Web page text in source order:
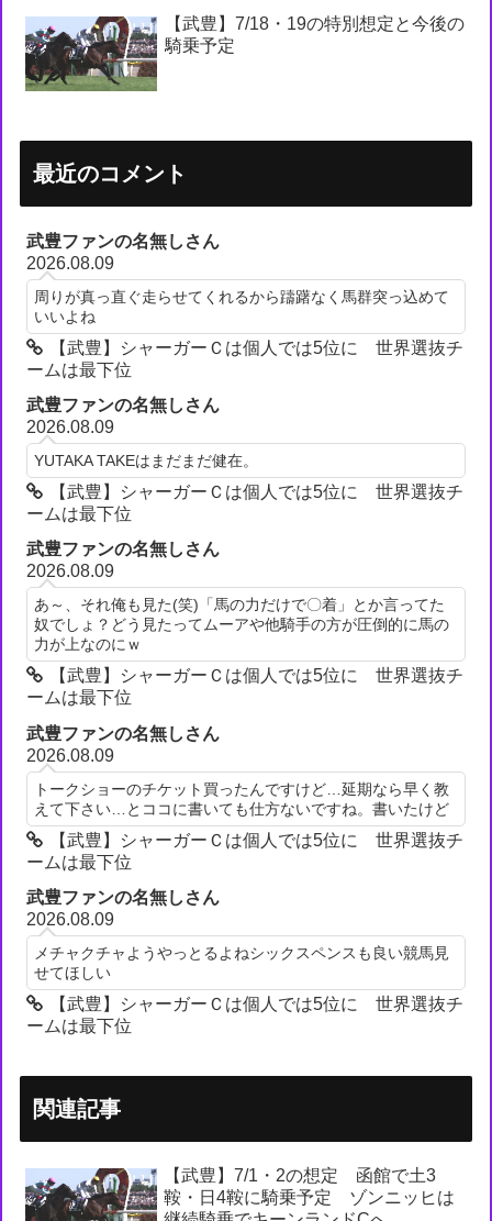
【武豊】7/18・19の特別想定と今後の
騎乗予定
最近のコメント
武豊ファンの名無しさん
2026.08.09
周りが真っ直ぐ走らせてくれるから躊躇なく馬群突っ込めて
いいよね
【武豊】シャーガーＣは個人では5位に 世界選抜チ
ームは最下位
武豊ファンの名無しさん
2026.08.09
YUTAKA TAKEはまだまだ健在。
【武豊】シャーガーＣは個人では5位に 世界選抜チ
ームは最下位
武豊ファンの名無しさん
2026.08.09
あ～、それ俺も見た(笑)「馬の力だけで〇着」とか言ってた
奴でしょ？どう見たってムーアや他騎手の方が圧倒的に馬の
力が上なのにｗ
【武豊】シャーガーＣは個人では5位に 世界選抜チ
ームは最下位
武豊ファンの名無しさん
2026.08.09
トークショーのチケット買ったんですけど…延期なら早く教
えて下さい…とココに書いても仕方ないですね。書いたけど
【武豊】シャーガーＣは個人では5位に 世界選抜チ
ームは最下位
武豊ファンの名無しさん
2026.08.09
メチャクチャようやっとるよねシックスペンスも良い競馬見
せてほしい
【武豊】シャーガーＣは個人では5位に 世界選抜チ
ームは最下位
関連記事
【武豊】7/1・2の想定 函館で土3
鞍・日4鞍に騎乗予定 ゾンニッヒは